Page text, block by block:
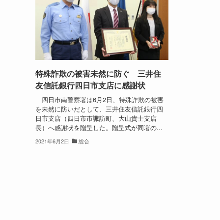
特殊詐欺の被害未然に防ぐ 三井住
友信託銀行四日市支店に感謝状
四日市南警察署は6月2日、特殊詐欺の被害
を未然に防いだとして、三井住友信託銀行四
日市支店（四日市市諏訪町、大山貴士支店
長）へ感謝状を贈呈した。贈呈式が同署の...
2021年6月2日 総合